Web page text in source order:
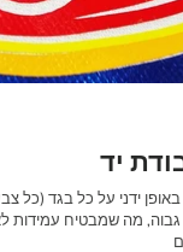
יד
ידני על כל בגד (כל
מה שמבטיח עמידות